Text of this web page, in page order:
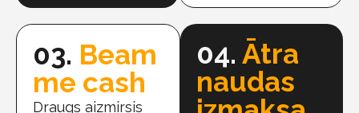
03. Beam
me cash
Draugs aizmirsis
04. Ātra
naudas